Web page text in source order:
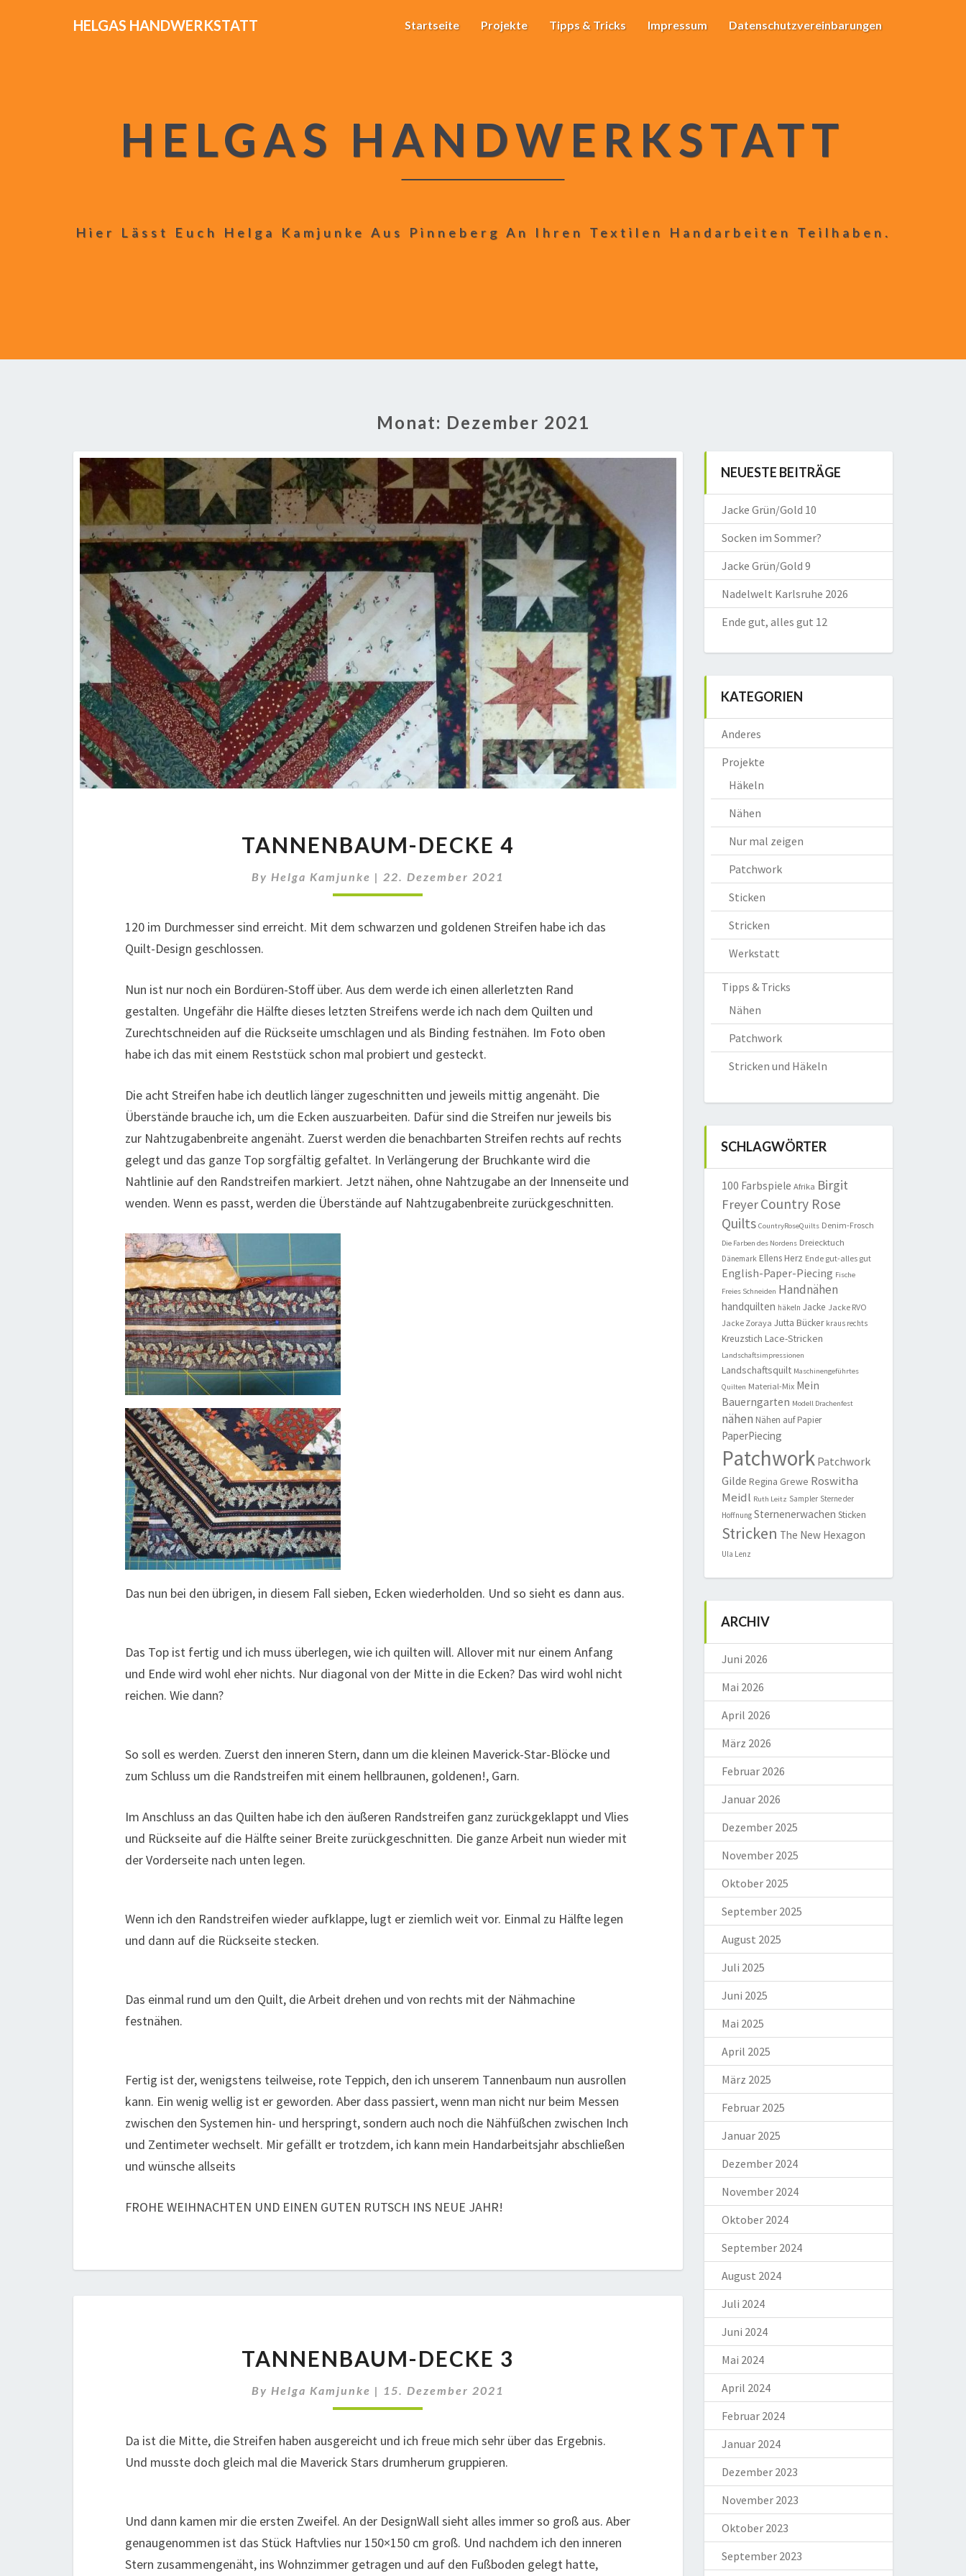
HELGAS HANDWERKSTATT Startseite Projekte Tipps & Tricks Impressum Datenschutzvereinbarungen
HELGAS HANDWERKSTATT
Hier Lässt Euch Helga Kamjunke Aus Pinneberg An Ihren Textilen Handarbeiten Teilhaben.
Monat: Dezember 2021
DECKE
TANNENBAUM-DECKE 4
ByHelga Kamjunke | 22. Dezember 2021
120 im Durchmesser sind erreicht. Mit dem schwarzen und goldenen Streifen habe ich das
Quilt-Design geschlossen.
Nun ist nur noch ein Bordüren-Stoff über. Aus dem werde ich einen allerletzten Rand
gestalten. Ungefähr die Hälfte dieses letzten Streifens werde ich nach dem Quilten und
Zurechtschneiden auf die Rückseite umschlagen und als Binding festnähen. Im Foto oben
habe ich das mit einem Reststück schon mal probiert und gesteckt.
Die acht Streifen habe ich deutlich länger zugeschnitten und jeweils mittig angenäht. Die
Überstände brauche ich, um die Ecken auszuarbeiten. Dafür sind die Streifen nur jeweils bis
zur Nahtzugabenbreite angenäht. Zuerst werden die benachbarten Streifen rechts auf rechts
gelegt und das ganze Top sorgfältig gefaltet. In Verlängerung der Bruchkante wird die
Nahtlinie auf den Randstreifen markiert. Jetzt nähen, ohne Nahtzugabe an der Innenseite und
wenden. Wenn es passt, werden die Überstände auf Nahtzugabenbreite zurückgeschnitten.
Das nun bei den übrigen, in diesem Fall sieben, Ecken wiederholden. Und so sieht es dann aus.
Das Top ist fertig und ich muss überlegen, wie ich quilten will. Allover mit nur einem Anfang
und Ende wird wohl eher nichts. Nur diagonal von der Mitte in die Ecken? Das wird wohl nicht
reichen. Wie dann?
So soll es werden. Zuerst den inneren Stern, dann um die kleinen Maverick-Star-Blöcke und
zum Schluss um die Randstreifen mit einem hellbraunen, goldenen!, Garn.
Im Anschluss an das Quilten habe ich den äußeren Randstreifen ganz zurückgeklappt und Vlies
und Rückseite auf die Hälfte seiner Breite zurückgeschnitten. Die ganze Arbeit nun wieder mit
der Vorderseite nach unten legen.
Wenn ich den Randstreifen wieder aufklappe, lugt er ziemlich weit vor. Einmal zu Hälfte legen
und dann auf die Rückseite stecken.
Das einmal rund um den Quilt, die Arbeit drehen und von rechts mit der Nähmachine
festnähen.
Fertig ist der, wenigstens teilweise, rote Teppich, den ich unserem Tannenbaum nun ausrollen
kann. Ein wenig wellig ist er geworden. Aber dass passiert, wenn man nicht nur beim Messen
zwischen den Systemen hin- und herspringt, sondern auch noch die Nähfüßchen zwischen Inch
und Zentimeter wechselt. Mir gefällt er trotzdem, ich kann mein Handarbeitsjahr abschließen
und wünsche allseits
FROHE WEIHNACHTEN UND EINEN GUTEN RUTSCH INS NEUE JAHR!
DECKE
TANNENBAUM-DECKE 3
ByHelga Kamjunke | 15. Dezember 2021
Da ist die Mitte, die Streifen haben ausgereicht und ich freue mich sehr über das Ergebnis.
Und musste doch gleich mal die Maverick Stars drumherum gruppieren.
Und dann kamen mir die ersten Zweifel. An der DesignWall sieht alles immer so groß aus. Aber
genaugenommen ist das Stück Haftvlies nur 150×150 cm groß. Und nachdem ich den inneren
Stern zusammengenäht, ins Wohnzimmer getragen und auf den Fußboden gelegt hatte,
NEUESTE BEITRÄGE
Jacke Grün/Gold 10
Socken im Sommer?
Jacke Grün/Gold 9
Nadelwelt Karlsruhe 2026
Ende gut, alles gut 12
KATEGORIEN
Anderes
Projekte
Häkeln
Nähen
Nur mal zeigen
Patchwork
Sticken
Stricken
Werkstatt
Tipps & Tricks
Nähen
Patchwork
Stricken und Häkeln
SCHLAGWÖRTER
100 Farbspiele Afrika Birgit
FreyerCountry Rose
Quilts CountryRoseQuilts Denim-Frosch
Die Farben des Nordens Dreiecktuch
Dänemark Ellens Herz Ende gut-alles gut
English-Paper-Piecing Fische
Freies Schneiden Handnähen
handquilten häkeln Jacke Jacke RVO
Jacke Zoraya Jutta Bücker kraus rechts
Kreuzstich Lace-Stricken
Landschaftsimpressionen
Landschaftsquilt Maschinengeführtes
Quilten Material-Mix Mein
Bauerngarten Modell Drachenfest
nähen Nähen auf Papier
PaperPiecing
Patchwork Patchwork
Gilde Regina Grewe Roswitha
Meidl Ruth Leitz Sampler Sterne der
Hoffnung Sternenerwachen Sticken
Stricken The New Hexagon
Ula Lenz
ARCHIV
Juni 2026
Mai 2026
April 2026
März 2026
Februar 2026
Januar 2026
Dezember 2025
November 2025
Oktober 2025
September 2025
August 2025
Juli 2025
Juni 2025
Mai 2025
April 2025
März 2025
Februar 2025
Januar 2025
Dezember 2024
November 2024
Oktober 2024
September 2024
August 2024
Juli 2024
Juni 2024
Mai 2024
April 2024
Februar 2024
Januar 2024
Dezember 2023
November 2023
Oktober 2023
September 2023